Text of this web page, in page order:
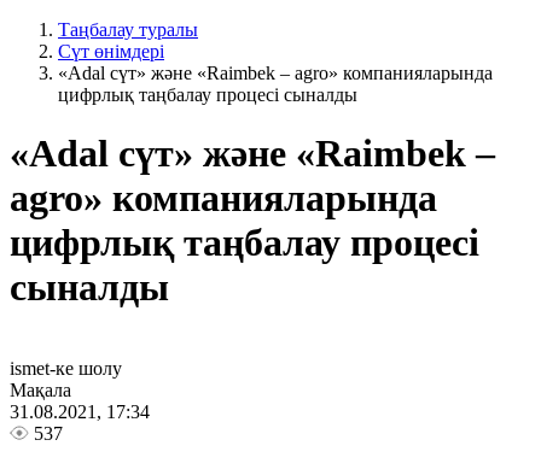
Таңбалау туралы
Сүт өнімдері
«Adal сүт» және «Raimbek – agro» компанияларында
цифрлық таңбалау процесі сыналды
«Adal сүт» және «Raimbek –
agro» компанияларында
цифрлық таңбалау процесі
сыналды
ismet-ке шолу
Мақала
31.08.2021, 17:34
537